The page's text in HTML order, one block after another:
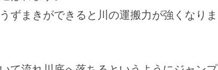
ずまきができると川の運搬力が強くなりま